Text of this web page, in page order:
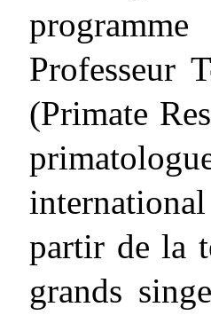
Professeur
(Primate
partir de la
grands